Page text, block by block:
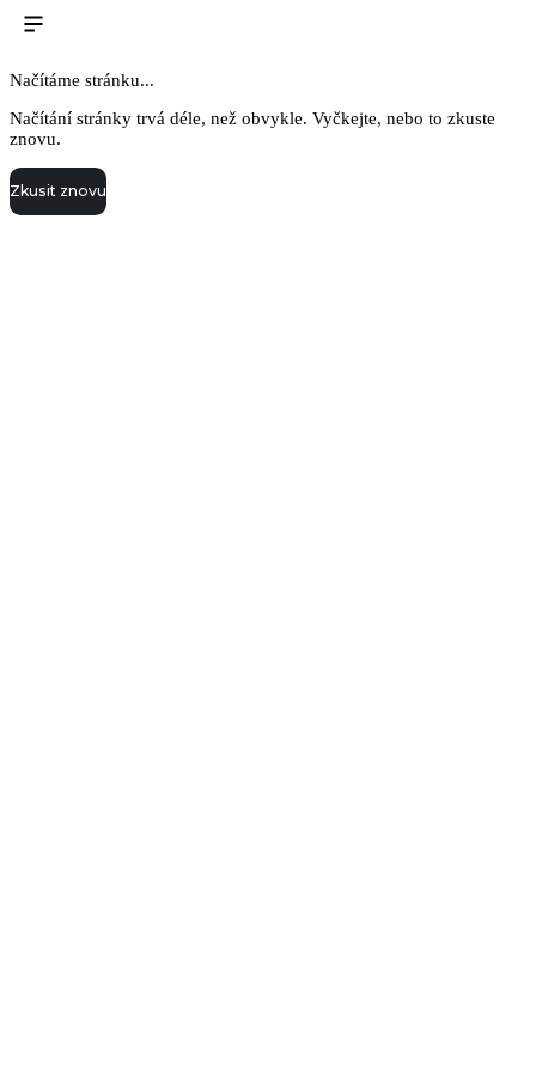
Načítáme stránku...
Načítání stránky trvá déle, než obvykle. Vyčkejte, nebo to zkuste
znovu.
Zkusit znovu